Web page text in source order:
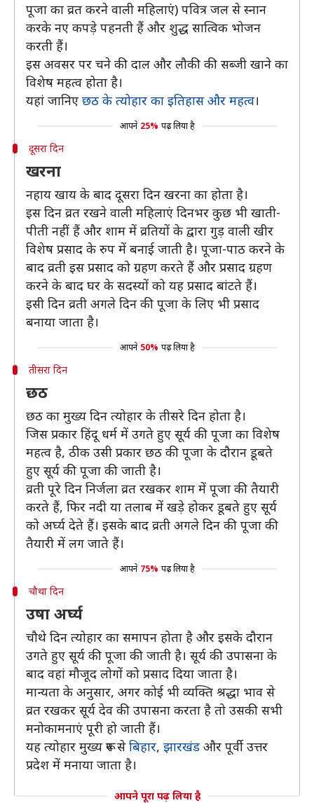
पूजा का व्रत करने वाली महिलाएं) पवित्र जल से स्नान
करके नए कपड़े पहनती हैं और शुद्ध सात्विक भोजन
करती हैं।
इस अवसर पर चने की दाल और लौकी की सब्जी खाने का
विशेष महत्व होता है।
यहां जानिए छठ के त्योहार का इतिहास और महत्व।
आपने 25% पढ़ लिया है
दूसरा दिन
खरना
नहाय खाय के बाद दूसरा दिन खरना का होता है।
इस दिन व्रत रखने वाली महिलाएं दिनभर कुछ भी खाती-
पीती नहीं हैं और शाम में व्रतियों के द्वारा गुड़ वाली खीर
विशेष प्रसाद के रुप में बनाई जाती है। पूजा-पाठ करने के
बाद व्रती इस प्रसाद को ग्रहण करते हैं और प्रसाद ग्रहण
करने के बाद घर के सदस्यों को यह प्रसाद बांटते हैं।
इसी दिन व्रती अगले दिन की पूजा के लिए भी प्रसाद
बनाया जाता है।
आपने 50% पढ़ लिया है
तीसरा दिन
छठ
छठ का मुख्य दिन त्योहार के तीसरे दिन होता है।
जिस प्रकार हिंदू धर्म में उगते हुए सूर्य की पूजा का विशेष
महत्व है, ठीक उसी प्रकार छठ की पूजा के दौरान डूबते
हुए सूर्य की पूजा की जाती है।
व्रती पूरे दिन निर्जला व्रत रखकर शाम में पूजा की तैयारी
करते हैं, फिर नदी या तलाब में खड़े होकर डूबते हुए सूर्य
को अर्घ्य देते हैं। इसके बाद व्रती अगले दिन की पूजा की
तैयारी में लग जाते हैं।
आपने 75% पढ़ लिया है
चौथा दिन
उषा अर्घ्य
चौथे दिन त्योहार का समापन होता है और इसके दौरान
उगते हुए सूर्य की पूजा की जाती है। सूर्य की उपासना के
बाद वहां मौजूद लोगों को प्रसाद दिया जाता है।
मान्यता के अनुसार, अगर कोई भी व्यक्ति श्रद्धा भाव से
व्रत रखकर सूर्य देव की उपासना करता है तो उसकी सभी
मनोकामनाएं पूरी हो जाती हैं।
यह त्योहार मुख्य रूप सेबिहार, झारखंड और पूर्वी उत्तर
प्रदेश में मनाया जाता है।
आपने पूरा पढ़ लिया है